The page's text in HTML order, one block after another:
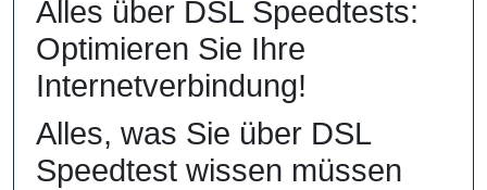
Alles über DSL Speedtests:
Optimieren Sie Ihre
Internetverbindung!
Alles, was Sie über DSL
Speedtest wissen müssen